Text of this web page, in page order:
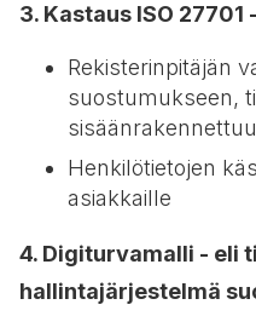
3. Kastaus ISO
Rekisterinpitäjän
suostumukseen,
Henkilötietojen
asiakkaille
4. Digiturvamalli - eli
hallintajärjestelmä